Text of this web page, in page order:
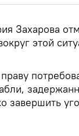
Захарова
этой
завершить